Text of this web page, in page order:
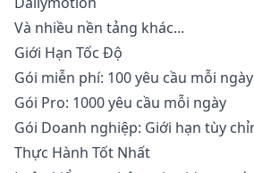
Và nhiều nền tảng khác...
Giới Hạn Tốc Độ
Gói miễn phí: 100 yêu cầu mỗi ngày
Gói Pro: 1000 yêu cầu mỗi ngày
Gói Doanh nghiệp: Giới hạn tùy
Thực Hành Tốt Nhất